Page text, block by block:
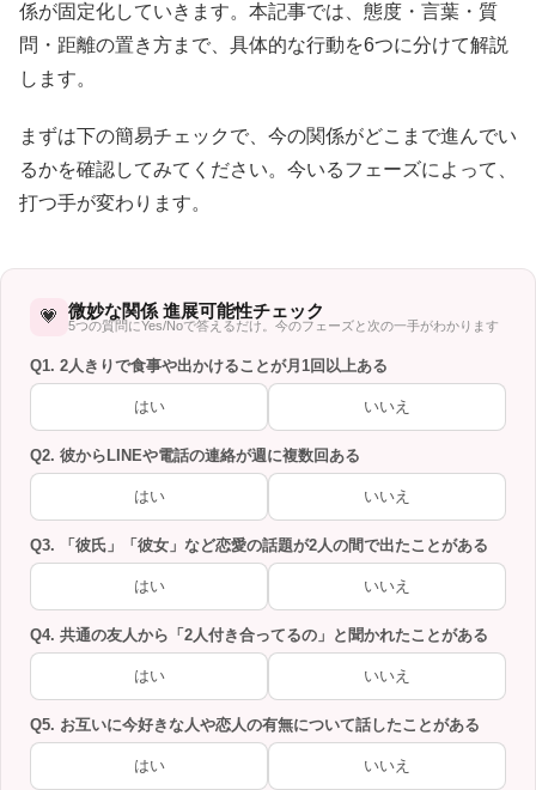
係が固定化していきます。本記事では、態度・言葉・質
問・距離の置き方まで、具体的な行動を6つに分けて解説
します。
まずは下の簡易チェックで、今の関係がどこまで進んでい
るかを確認してみてください。今いるフェーズによって、
打つ手が変わります。
💗 微妙な関係 進展可能性チェック
5つの質問にYes/Noで答えるだけ。今のフェーズと次の一手がわかります
Q1. 2人きりで食事や出かけることが月1回以上ある
はい いいえ
Q2. 彼からLINEや電話の連絡が週に複数回ある
はい いいえ
Q3. 「彼氏」「彼女」など恋愛の話題が2人の間で出たことがある
はい いいえ
Q4. 共通の友人から「2人付き合ってるの」と聞かれたことがある
はい いいえ
Q5. お互いに今好きな人や恋人の有無について話したことがある
はい いいえ